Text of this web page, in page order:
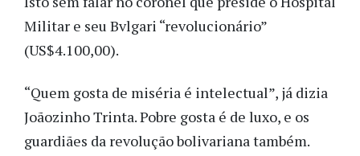
Militar e seu Bvlgari “revolucionário”
(US$4.100,00).
“Quem gosta de miséria é intelectual”, já dizia
Joãozinho Trinta. Pobre gosta é de luxo, e os
guardiães da revolução bolivariana também.